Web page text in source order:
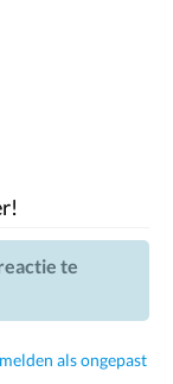
te
als ongepast